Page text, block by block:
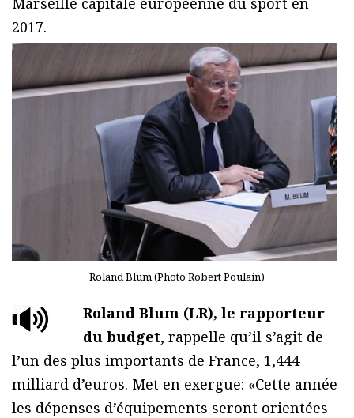
2017.
Roland Blum (Photo Robert Poulain)
Roland Blum (LR), le rapporteur
du budget, rappelle qu’il s’agit de
l’un des plus importants de France, 1,444
milliard d’euros. Met en exergue: «Cette année
les dépenses d’équipements seront orientées